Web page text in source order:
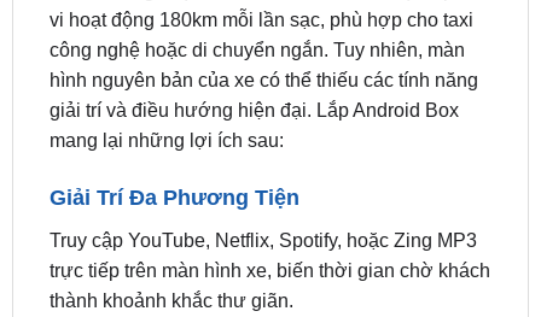
hình nguyên bản của xe có thể thiếu các tính năng
giải trí và điều hướng hiện đại. Lắp Android Box
mang lại những lợi ích sau:
Giải Trí Đa Phương Tiện
trực tiếp trên màn hình xe, biến thời gian chờ khách
thành khoảnh khắc thư giãn.
CarPlay/Android Auto Không Dây